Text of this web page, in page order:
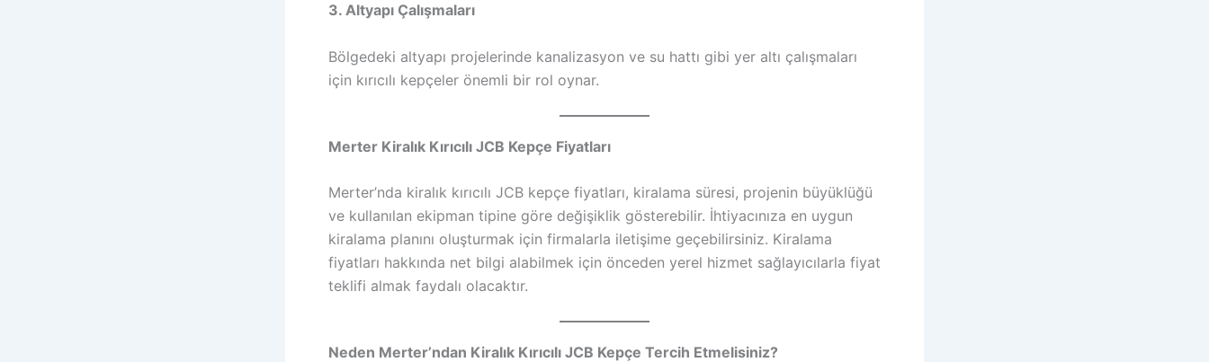
3. Altyapı Çalışmaları
Bölgedeki altyapı projelerinde kanalizasyon ve su hattı gibi yer altı çalışmaları
için kırıcılı kepçeler önemli bir rol oynar.
Merter Kiralık Kırıcılı JCB Kepçe Fiyatları
Merter’nda kiralık kırıcılı JCB kepçe fiyatları, kiralama süresi, projenin büyüklüğü
ve kullanılan ekipman tipine göre değişiklik gösterebilir. İhtiyacınıza en uygun
kiralama planını oluşturmak için firmalarla iletişime geçebilirsiniz. Kiralama
fiyatları hakkında net bilgi alabilmek için önceden yerel hizmet sağlayıcılarla fiyat
teklifi almak faydalı olacaktır.
Neden Merter’ndan Kiralık Kırıcılı JCB Kepçe Tercih Etmelisiniz?